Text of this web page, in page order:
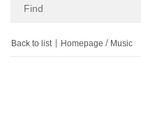
Back to list Homepage Music